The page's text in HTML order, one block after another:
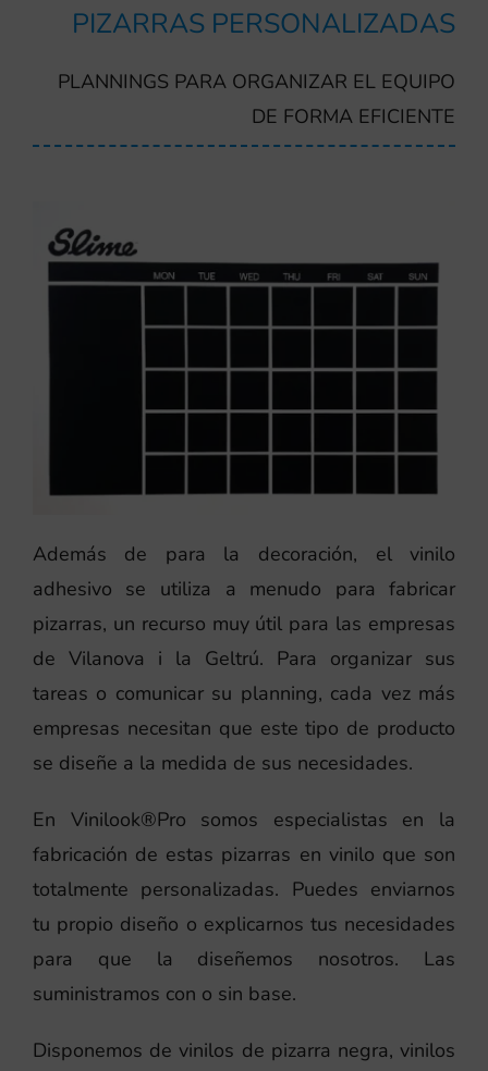
PIZARRAS PERSONALIZADAS
PLANNINGS PARA ORGANIZAR EL EQUIPO
DE FORMA EFICIENTE
Además de para la decoración, el vinilo
adhesivo se utiliza a menudo para fabricar
pizarras, un recurso muy útil para las empresas
de Vilanova i la Geltrú. Para organizar sus
tareas o comunicar su planning, cada vez más
empresas necesitan que este tipo de producto
se diseñe a la medida de sus necesidades.
En Vinilook®Pro somos especialistas en la
fabricación de estas pizarras en vinilo que son
totalmente personalizadas. Puedes enviarnos
tu propio diseño o explicarnos tus necesidades
para que la diseñemos nosotros. Las
suministramos con o sin base.
Disponemos de vinilos de pizarra negra, vinilos